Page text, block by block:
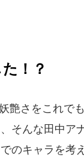
！？
艶さをこれで
そんな田中ア
のキャラを考